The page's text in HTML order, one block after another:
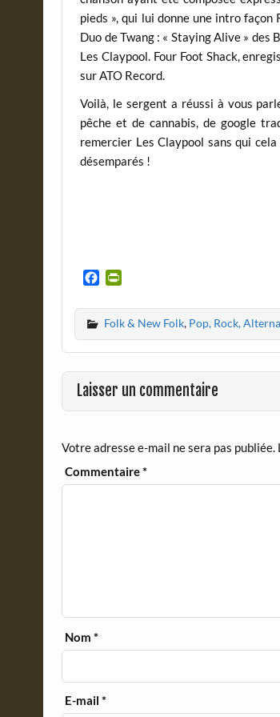
pieds », qui lui donne une intro
Duo de Twang : « Staying Alive » des
Les Claypool. Four Foot Shack,
sur ATO Record.
Voilà, le sergent a réussi à vous
pêche et de cannabis, de google
remercier Les Claypool sans qui
désemparés !
c
e
b
o
o
k
i
n
t
F
r
i
l
y
Folk & New Folk, Pop, Rock,
Laisser un commentaire
Votre adresse e-mail ne sera pas publiée.
Commentaire*
Nom*
E-mail*